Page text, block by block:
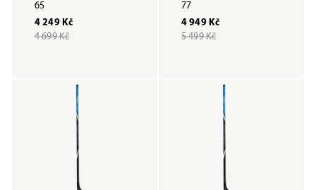
65
4 249 Kč
4 699 Kč
77
4 949 Kč
5 499 Kč